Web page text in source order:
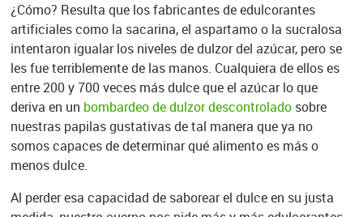
¿Cómo? Resulta que los fabricantes de edulcorantes
artificiales como la sacarina, el aspartamo o la sucralosa
intentaron igualar los niveles de dulzor del azúcar, pero se
les fue terriblemente de las manos. Cualquiera de ellos es
entre 200 y 700 veces más dulce que el azúcar lo que
deriva en un bombardeo de dulzor descontroladosobre
nuestras papilas gustativas de tal manera que ya no
somos capaces de determinar qué alimento es más o
menos dulce.
Al perder esa capacidad de saborear el dulce en su justa